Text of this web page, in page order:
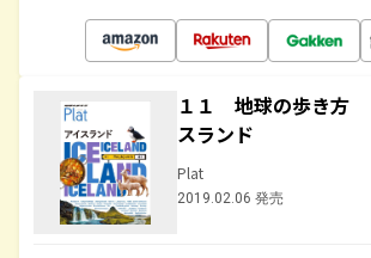
１１ 地球の歩き方
スランド
Plat
2019.02.06 発売